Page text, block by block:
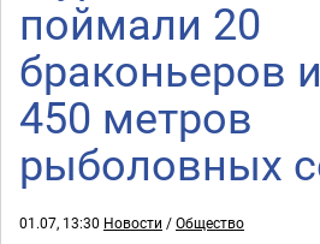
поймали 20
браконьеров
450 метров
рыболовных
01.07, 13:30 Новости /Общество